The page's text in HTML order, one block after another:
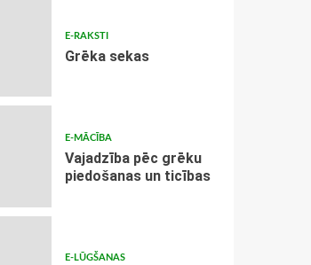
E-RAKSTI
Grēka sekas
E-MĀCĪBA
Vajadzība pēc grēku
piedošanas un ticības
E-LŪGŠANAS